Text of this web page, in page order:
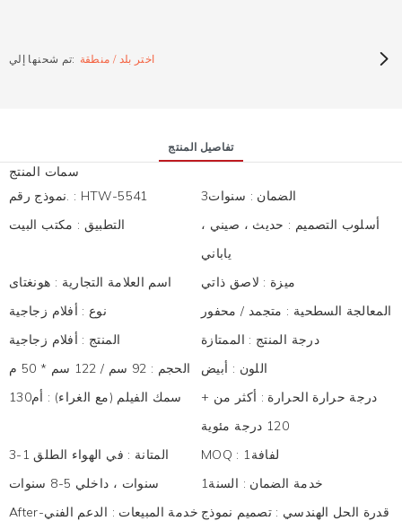
تم شحنها إلي: اختر بلد / منطقة
تفاصيل المنتج
سمات المنتج
نموذج رقم. : HTW-5541 الضمان : سنوات3
التطبيق : مكتب البيت أسلوب التصميم : حديث ، صيني ،
ياباني
اسم العلامة التجارية : هونغتاى ميزة : لاصق ذاتي
نوع : أفلام زجاجية المعالجة السطحية : متجمد / محفور
المنتج : أفلام زجاجية درجة المنتج : الممتازة
الحجم : 92 سم / 122 سم * 50 م اللون : أبيض
سمك الفيلم (مع الغراء) : أم130 درجة حرارة الحرارة : أكثر من +
120 درجة مئوية
المتانة :
في الهواء الطلق 1-3
سنوات ، داخلي 5-8 سنوات
MOQ :
لفافة1
خدمة الضمان : السنة1
After-خدمة المبيعات : الدعم الفني
قدرة الحل الهندسي :تصميم نموذج